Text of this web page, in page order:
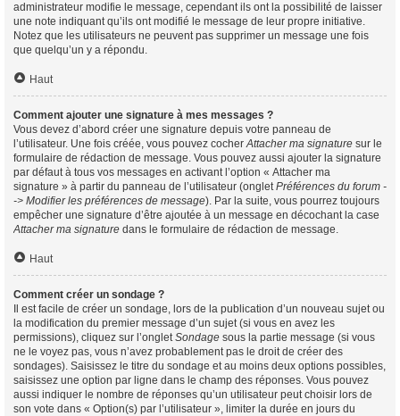
administrateur modifie le message, cependant ils ont la possibilité de laisser
une note indiquant qu’ils ont modifié le message de leur propre initiative.
Notez que les utilisateurs ne peuvent pas supprimer un message une fois
que quelqu’un y a répondu.
Haut
Comment ajouter une signature à mes messages ?
Vous devez d’abord créer une signature depuis votre panneau de
l’utilisateur. Une fois créée, vous pouvez cocherAttacher ma signature sur le
formulaire de rédaction de message. Vous pouvez aussi ajouter la signature
par défaut à tous vos messages en activant l’option « Attacher ma
signature » à partir du panneau de l’utilisateur (ongletPréférences du forum -
-> Modifier les préférences de message). Par la suite, vous pourrez toujours
empêcher une signature d’être ajoutée à un message en décochant la case
Attacher ma signature dans le formulaire de rédaction de message.
Haut
Comment créer un sondage ?
Il est facile de créer un sondage, lors de la publication d’un nouveau sujet ou
la modification du premier message d’un sujet (si vous en avez les
permissions), cliquez sur l’ongletSondage sous la partie message (si vous
ne le voyez pas, vous n’avez probablement pas le droit de créer des
sondages). Saisissez le titre du sondage et au moins deux options possibles,
saisissez une option par ligne dans le champ des réponses. Vous pouvez
aussi indiquer le nombre de réponses qu’un utilisateur peut choisir lors de
son vote dans « Option(s) par l’utilisateur », limiter la durée en jours du